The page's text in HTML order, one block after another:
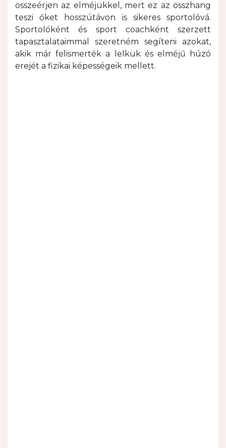
összeérjen az elméjükkel, mert ez az összhang
teszi őket hosszútávon is sikeres sportolóvá.
Sportolóként és sport coachként szerzett
tapasztalataimmal szeretném segíteni azokat,
akik már felismerték a lelkük és elméjű húzó
erejét a fizikai képességeik mellett.